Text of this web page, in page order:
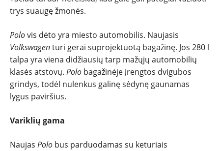
trys suaugę žmonės.
Polovis dėto yra miesto automobilis. Naujasis
Volkswagenturi gerai suprojektuotą bagažinę. Jos 280 l
talpa yra viena didžiausių tarp mažųjų automobilių
klasės atstovų. Polo bagažinėje įrengtos dvigubos
grindys, todėl nulenkus galinę sėdynę gaunamas
lygus paviršius.
Variklių gama
Naujas Polo bus parduodamas su keturiais